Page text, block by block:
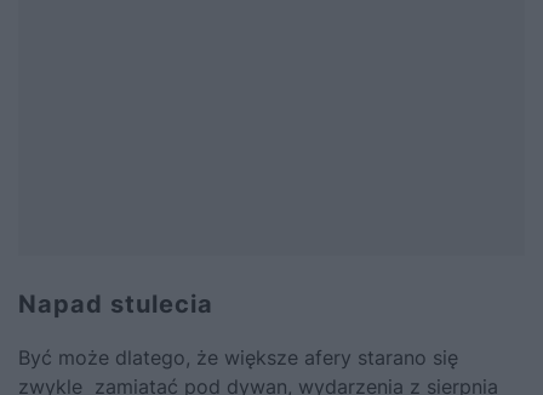
Napad stulecia
Być może dlatego, że większe afery starano się
zwykle zamiatać pod dywan, wydarzenia z sierpnia